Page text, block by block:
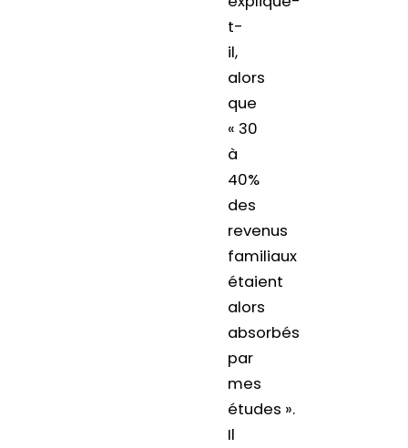
t-
il,
alors
que
« 30
à
40%
des
revenus
familiaux
étaient
alors
absorbés
par
mes
études ».
Il